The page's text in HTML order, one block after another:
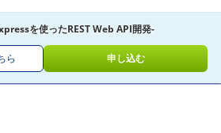
を使ったREST Web API開発-
ら 申し込む